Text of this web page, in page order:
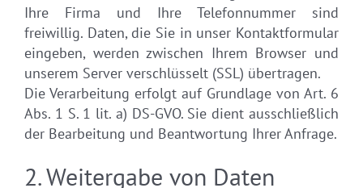
Ihre Firma und Ihre Telefonnummer sind
freiwillig. Daten, die Sie in unser Kontaktformular
eingeben, werden zwischen Ihrem Browser und
unserem Server verschlüsselt (SSL) übertragen.
Die Verarbeitung erfolgt auf Grundlage von Art. 6
Abs. 1 S. 1 lit. a) DS-GVO. Sie dient ausschließlich
der Bearbeitung und Beantwortung Ihrer Anfrage.
2. Weitergabe von Daten